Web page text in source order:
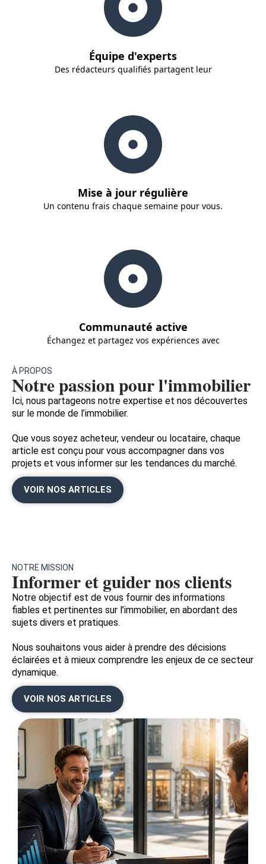
Équipe d'experts
Des rédacteurs qualifiés partagent leur
Mise à jour régulière
Un contenu frais chaque semaine pour vous.
Communauté active
Échangez et partagez vos expériences avec
À PROPOS
Notre passion pour l'immobilier
Ici, nous partageons notre expertise et nos découvertes
sur le monde de l’immobilier.
Que vous soyez acheteur, vendeur ou locataire, chaque
article est conçu pour vous accompagner dans vos
projets et vous informer sur les tendances du marché.
VOIR NOS ARTICLES
NOTRE MISSION
Informer et guider nos clients
Notre objectif est de vous fournir des informations
fiables et pertinentes sur l’immobilier, en abordant des
sujets divers et pratiques.
Nous souhaitons vous aider à prendre des décisions
éclairées et à mieux comprendre les enjeux de ce secteur
dynamique.
VOIR NOS ARTICLES